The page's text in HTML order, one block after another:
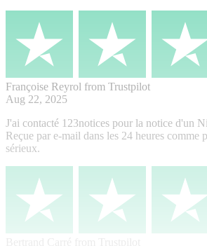
Françoise Reyrol from Trustpilot
Aug 22, 2025
J'ai contacté 123notices pour la notice d'un
Reçue par e-mail dans les 24 heures comme
sérieux.